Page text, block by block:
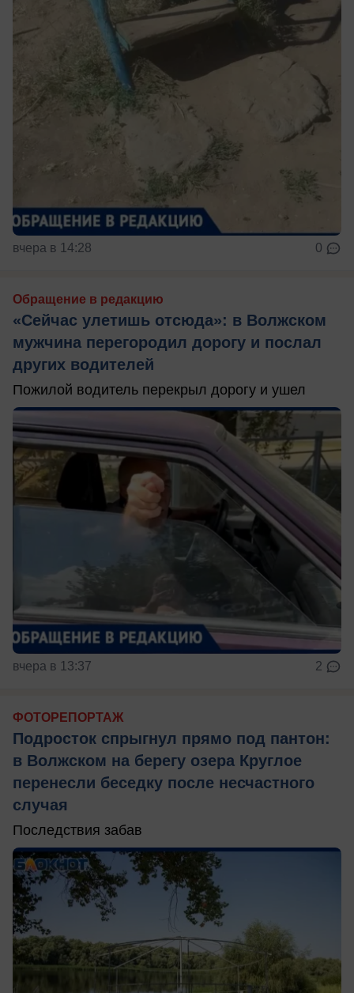
вчера в 14:28 0
Обращение в редакцию
«Сейчас улетишь отсюда»: в Волжском
мужчина перегородил дорогу и послал
других водителей
Пожилой водитель перекрыл дорогу и ушел
вчера в 13:37 2
ФОТОРЕПОРТАЖ
Подросток спрыгнул прямо под пантон:
в Волжском на берегу озера Круглое
перенесли беседку после несчастного
случая
Последствия забав